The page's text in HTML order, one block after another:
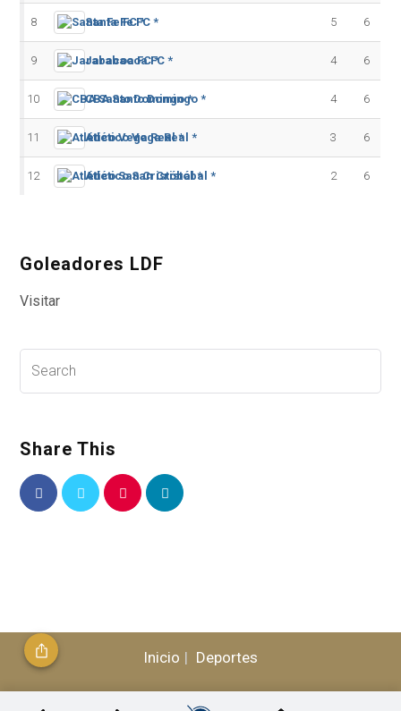
8 Santa Fe FC * 5 6
9 Jarabacoa FC * 4 6
10 CBA Santo Domingo * 4 6
11 Atlético Vega Real * 3 6
12 Atlético San Cristóbal * 2 6
Goleadores LDF
Visitar
Share This
Inicio Deportes
© 2026, CLÁSICO - Todos los Derechos Reservados /